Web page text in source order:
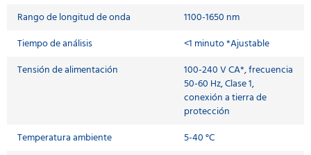
Rango de longitud de onda
1100-1650 nm
Tiempo de análisis
<1 minuto *Ajustable
Tensión de alimentación
100-240 V CA*, frecuencia
50-60 Hz, Clase 1,
conexión a tierra de
protección
Temperatura ambiente
5-40 °C